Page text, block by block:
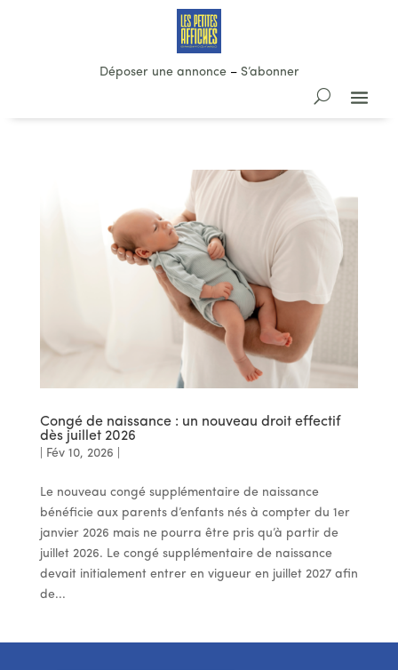
Déposer une annonce– S’abonner
Congé de naissance : un nouveau droit effectif
dès juillet 2026
Fév 10, 2026
Le nouveau congé supplémentaire de naissance
bénéficie aux parents d’enfants nés à compter du 1er
janvier 2026 mais ne pourra être pris qu’à partir de
juillet 2026. Le congé supplémentaire de naissance
devait initialement entrer en vigueur en juillet 2027 afin
de...